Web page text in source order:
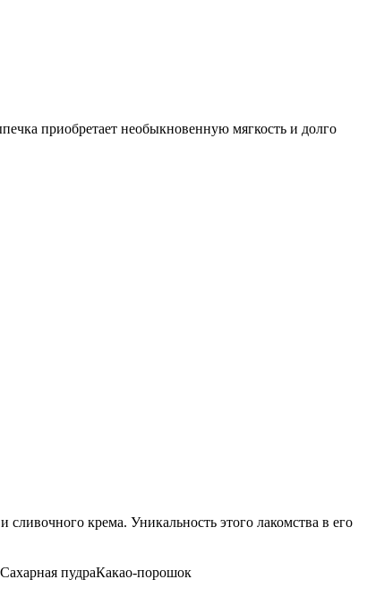
приобретает необыкновенную мягкость и долго
крема. Уникальность этого лакомства в его
Сахарная пудраКакао-порошок